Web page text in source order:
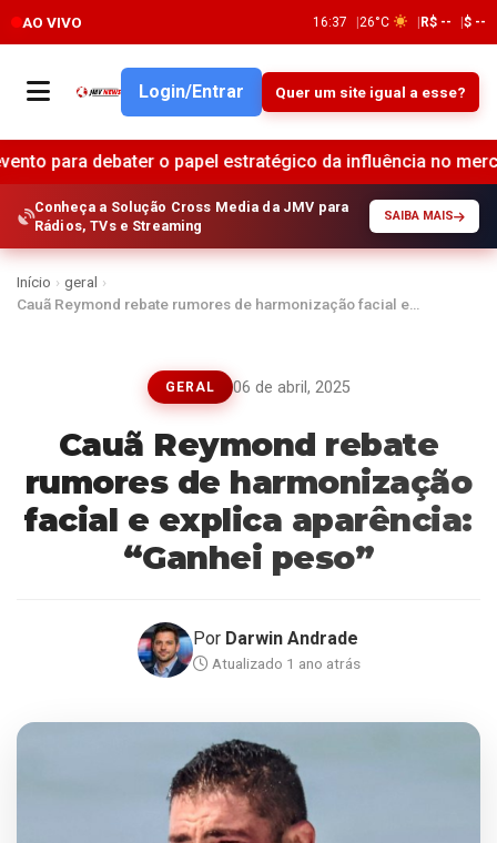
AO VIVO 16:37 26°C R$ -- $ --
Login/Entrar Quer um site igual a esse?
o papel estratégico da influência no mercado e na
Conheça a Solução Cross Media da JMV para
Rádios, TVs e Streaming
SAIBA MAIS
Início › geral ›
Cauã Reymond rebate rumores de harmonização facial e…
GERAL 06 de abril, 2025
Cauã Reymond rebate
rumores de harmonização
facial e explica aparência:
“Ganhei peso”
Por Darwin Andrade
Atualizado 1 ano atrás